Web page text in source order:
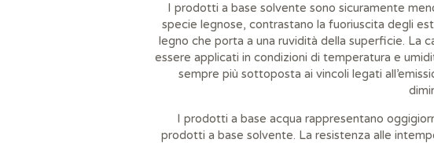
I prodotti a base solvente sono sicuramente
specie legnose, contrastano la fuoriuscita degli
legno che porta a una ruvidità della superficie. La
essere applicati in condizioni di temperatura e
sempre più sottoposta ai vincoli legati
I prodotti a base acqua rappresentano
prodotti a base solvente. La resistenza alle